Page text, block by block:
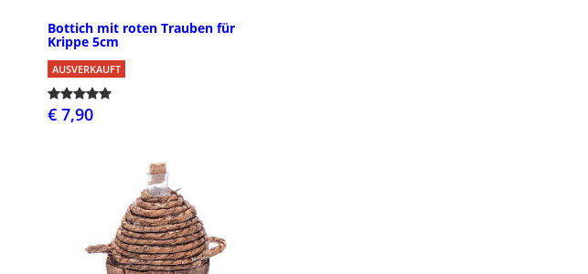
Bottich mit roten Trauben für
Krippe 5cm
AUSVERKAUFT
€ 7,90